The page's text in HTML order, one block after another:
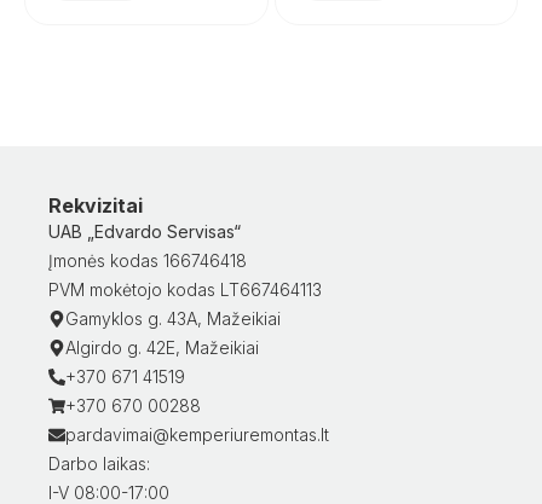
Rekvizitai
UAB „Edvardo Servisas“
Įmonės kodas 166746418
PVM mokėtojo kodas LT667464113
Gamyklos g. 43A, Mažeikiai
Algirdo g. 42E, Mažeikiai
+370 671 41519
+370 670 00288
pardavimai@kemperiuremontas.lt
Darbo laikas:
I-V 08:00-17:00